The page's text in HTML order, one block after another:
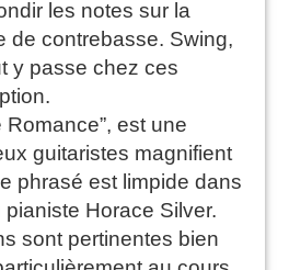
les notes sur la
de contrebasse. Swing,
y passe chez ces
Romance”, est une
guitaristes magnifient
phrasé est limpide dans
pianiste Horace Silver.
sont pertinentes bien